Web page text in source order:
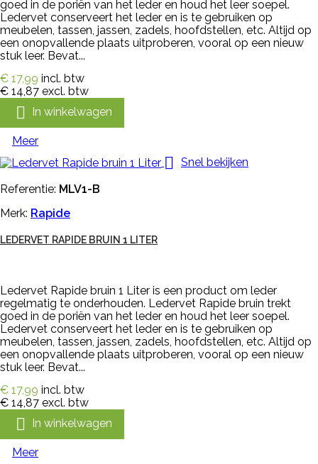
goed in de poriën van het leder en houd het leer soepel.
Ledervet conserveert het leder en is te gebruiken op
meubelen, tassen, jassen, zadels, hoofdstellen, etc. Altijd op
een onopvallende plaats uitproberen, vooral op een nieuw
stuk leer. Bevat...
€ 17,99 incl. btw
€ 14,87 excl. btw
 In winkelwagen
Meer
 Snel bekijken
Referentie: MLV1-B
Merk: Rapide
LEDERVET RAPIDE BRUIN 1 LITER
Ledervet Rapide bruin 1 Liter is een product om leder
regelmatig te onderhouden. Ledervet Rapide bruin trekt
goed in de poriën van het leder en houd het leer soepel.
Ledervet conserveert het leder en is te gebruiken op
meubelen, tassen, jassen, zadels, hoofdstellen, etc. Altijd op
een onopvallende plaats uitproberen, vooral op een nieuw
stuk leer. Bevat...
€ 17,99 incl. btw
€ 14,87 excl. btw
 In winkelwagen
Meer